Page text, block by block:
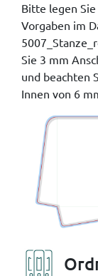
Bitte legen
Vorgaben im
Sie 3 mm
und beachten
Innen von 6